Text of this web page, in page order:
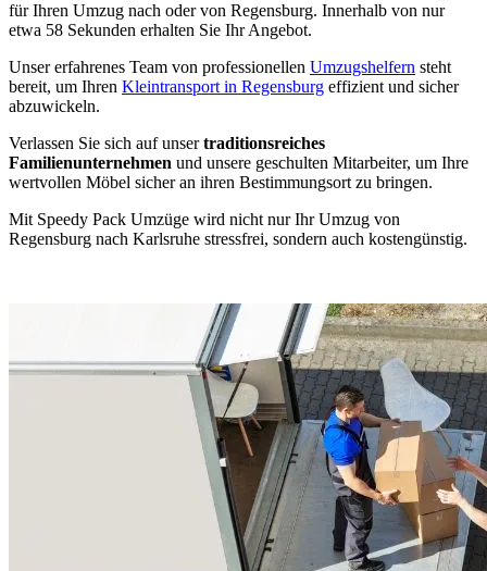
für Ihren Umzug nach oder von Regensburg. Innerhalb von nur
etwa 58 Sekunden erhalten Sie Ihr Angebot.
Unser erfahrenes Team von professionellen Umzugshelfern steht
bereit, um Ihren Kleintransport in Regensburg effizient und sicher
abzuwickeln.
Verlassen Sie sich auf unsertraditionsreiches
Familienunternehmen und unsere geschulten Mitarbeiter, um Ihre
wertvollen Möbel sicher an ihren Bestimmungsort zu bringen.
Mit Speedy Pack Umzüge wird nicht nur Ihr Umzug von
Regensburg nach Karlsruhe stressfrei, sondern auch kostengünstig.